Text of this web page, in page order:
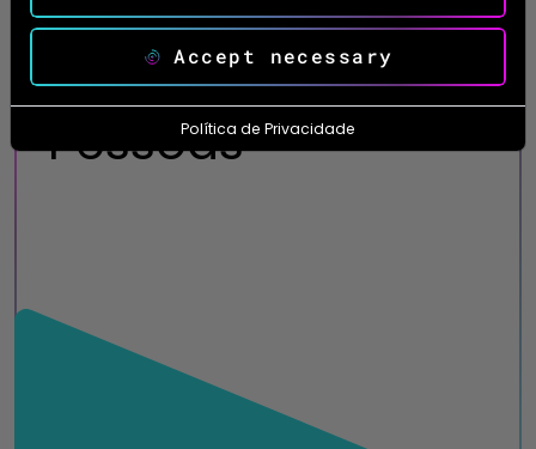
Um dos nossos pilares
Pessoas
Accept necessary
Política de Privacidade